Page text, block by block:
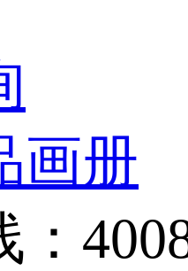
画册